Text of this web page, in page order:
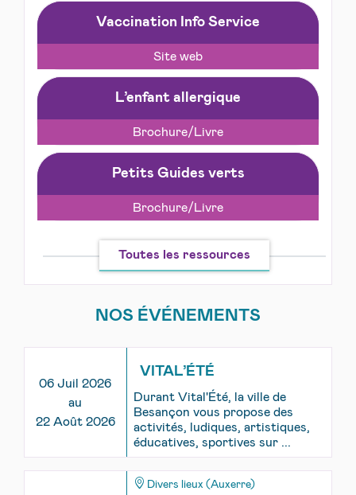
Vaccination Info Service
Site web
L’enfant allergique
Brochure/Livre
Petits Guides verts
Brochure/Livre
Toutes les ressources
NOS ÉVÉNEMENTS
06 Juil 2026
au
22 Août 2026
VITAL’ÉTÉ
Durant Vital'Été, la ville de
Besançon vous propose des
activités, ludiques, artistiques,
éducatives, sportives sur ...
Divers lieux (Auxerre)